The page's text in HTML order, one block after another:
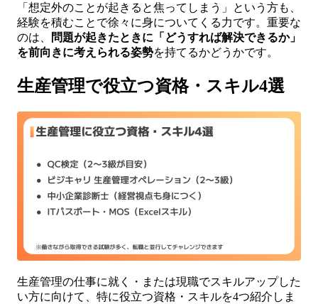
「想定外のことが起きると焦ってしまう」という方も、
経験を積むことで徐々に身についてくる力です。重要な
のは、
問題が起きたときに「どうすれば解決できるか」
を前向きに考えられる姿勢を持てるかどうかです。
生産管理で役立つ資格・スキル4選
生産管理の仕事に就く・または現職でスキルアップした
い方に向けて、特に役立つ資格・スキルを4つ紹介しま